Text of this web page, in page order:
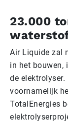
23.000
Air Liquide zal
in het bouwen,
de
voornamelijk
TotalEnergies